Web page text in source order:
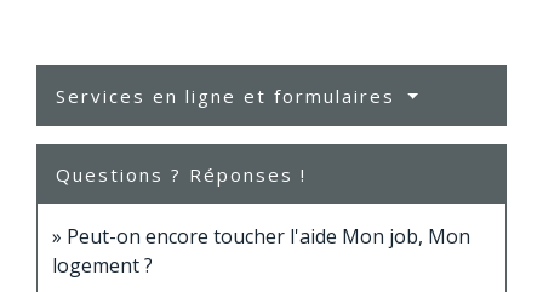
Services en ligne et formulaires
Questions ? Réponses !
Peut-on encore toucher l'aide Mon job, Mon
logement ?